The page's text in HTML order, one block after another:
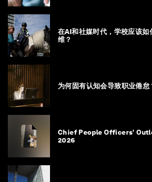
在AI和社媒时代，学校应该如
维？
为何固有认知会导致职业倦怠
Chief People Officers’
2026